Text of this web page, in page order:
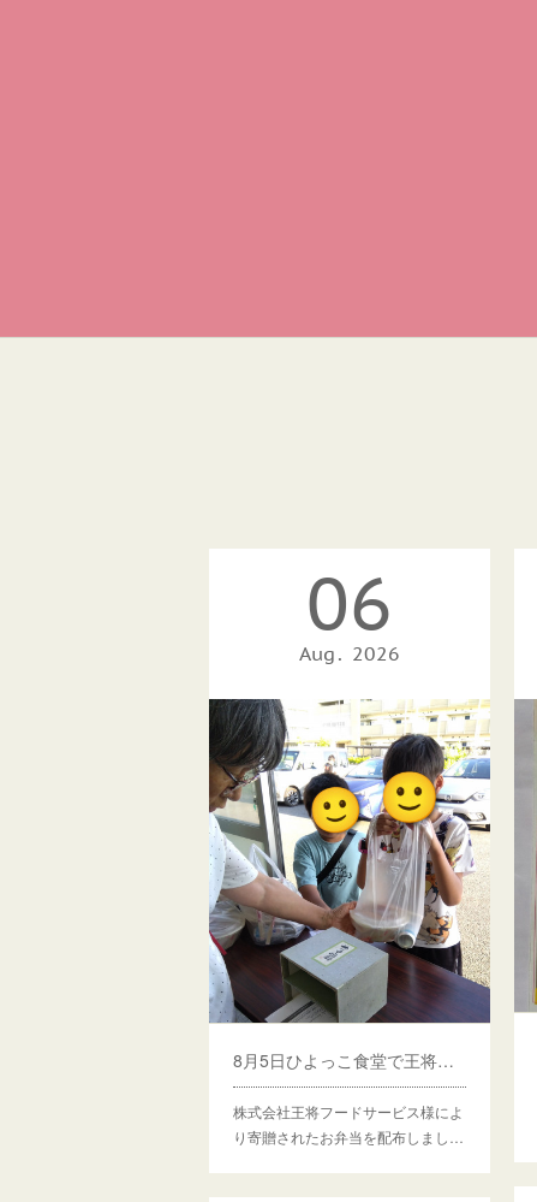
06
Aug 2026
8月5日ひよっこ食堂で王将弁当を配布しました
株式会社王将フードサービス様によ
り寄贈されたお弁当を配布しまし…